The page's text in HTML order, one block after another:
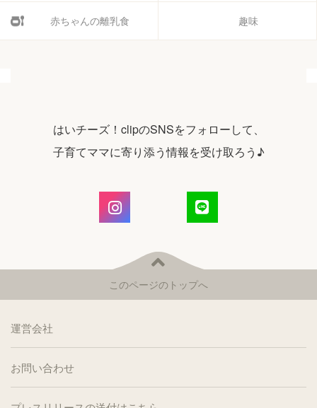
赤ちゃんの離乳食 趣味
はいチーズ！clipのSNSをフォローして、
子育てママに寄り添う情報を受け取ろう♪
このページのトップへ
運営会社
お問い合わせ